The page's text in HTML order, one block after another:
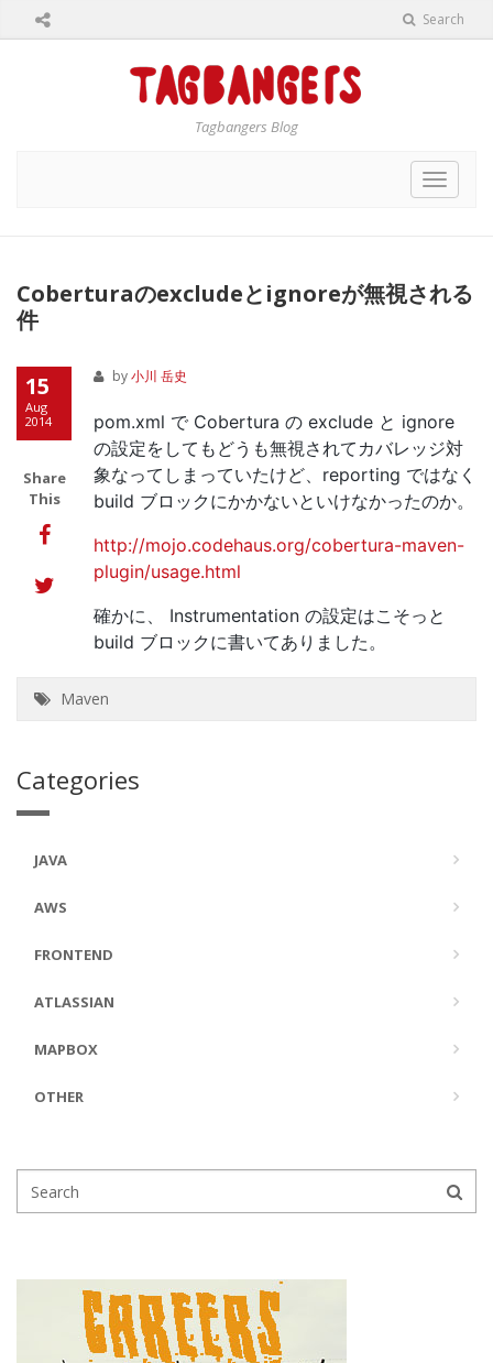
Search
Tagbangers Blog
Toggle
Coberturaのexcludeとignoreが無視される
件
15
Aug
2014
Share
This
by小川 岳史
pom.xml で Cobertura の exclude と ignore
の設定をしてもどうも無視されてカバレッジ対
象なってしまっていたけど、reporting ではなく
build ブロックにかかないといけなかったのか。
http://mojo.codehaus.org/cobertura-maven-
plugin/usage.html
確かに、 Instrumentation の設定はこそっと
build ブロックに書いてありました。
Maven
Categories
JAVA
AWS
FRONTEND
ATLASSIAN
MAPBOX
OTHER